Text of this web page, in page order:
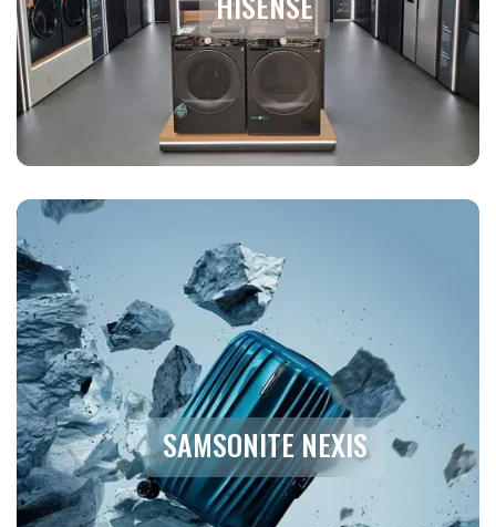
SAMSONITE NEXIS